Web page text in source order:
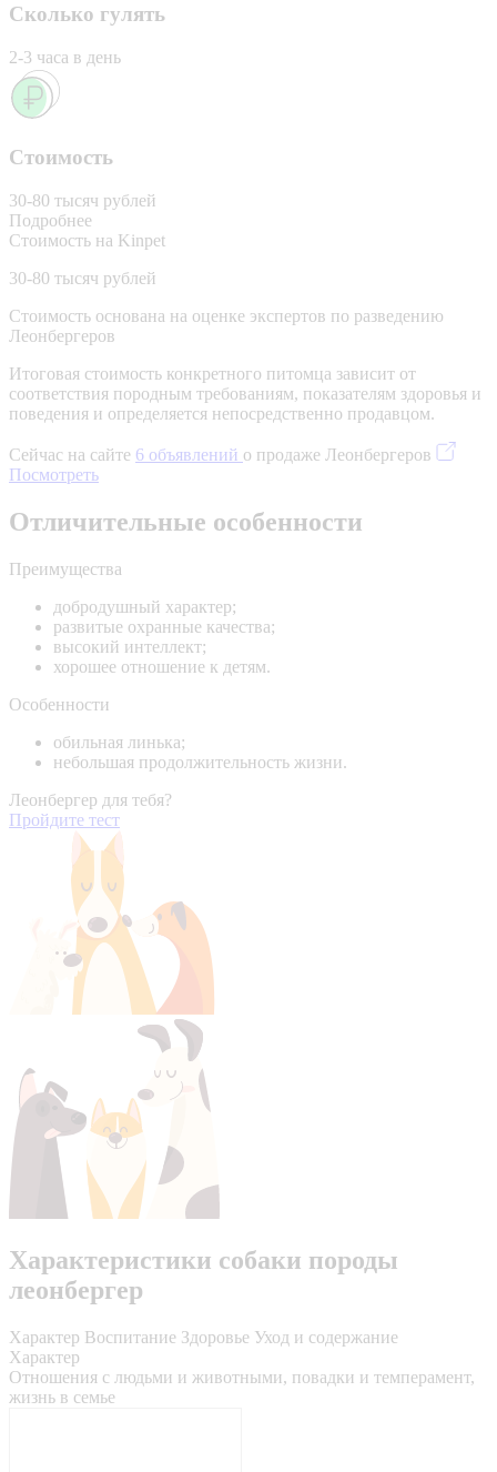
Сколько гулять
2-3 часа в день
Стоимость
30-80 тысяч рублей
Подробнее
Стоимость на Kinpet
30-80 тысяч рублей
Стоимость основана на оценке экспертов по разведению
Леонбергеров
Итоговая стоимость конкретного питомца зависит от
соответствия породным требованиям, показателям здоровья и
поведения и определяется непосредственно продавцом.
Сейчас на сайте 6 объявлений о продаже Леонбергеров
Посмотреть
Отличительные особенности
Преимущества
добродушный характер;
развитые охранные качества;
высокий интеллект;
хорошее отношение к детям.
Особенности
обильная линька;
небольшая продолжительность жизни.
Леонбергер для тебя?
Пройдите тест
Характеристики собаки породы
леонбергер
Характер Воспитание Здоровье Уход и содержание
Характер
Отношения с людьми и животными, повадки и темперамент,
жизнь в семье